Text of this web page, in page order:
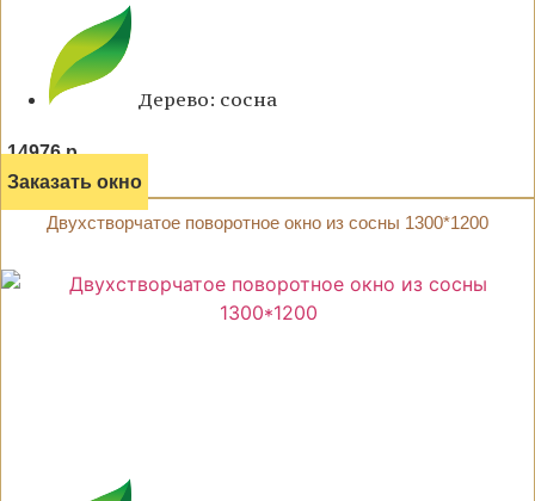
Дерево: сосна
14976 р.
Заказать окно
Двухстворчатое поворотное окно из сосны 1300*1200